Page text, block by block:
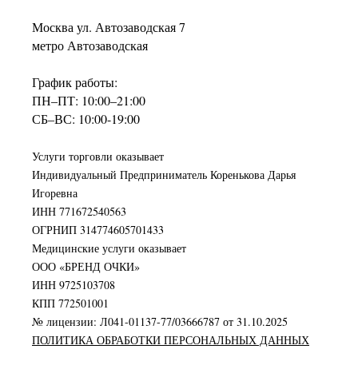
Москва ул. Автозаводская 7
метро Автозаводская
График работы:
ПН–ПТ: 10:00–21:00
СБ–ВС: 10:00-19:00
Услуги торговли оказывает
Индивидуальный Предприниматель Коренькова Дарья
Игоревна
ИНН 771672540563
ОГРНИП 314774605701433
Медицинские услуги оказывает
ООО «БРЕНД ОЧКИ»
ИНН 9725103708
КПП 772501001
№ лицензии: Л041-01137-77/03666787 от 31.10.2025
ПОЛИТИКА ОБРАБОТКИ ПЕРСОНАЛЬНЫХ ДАННЫХ